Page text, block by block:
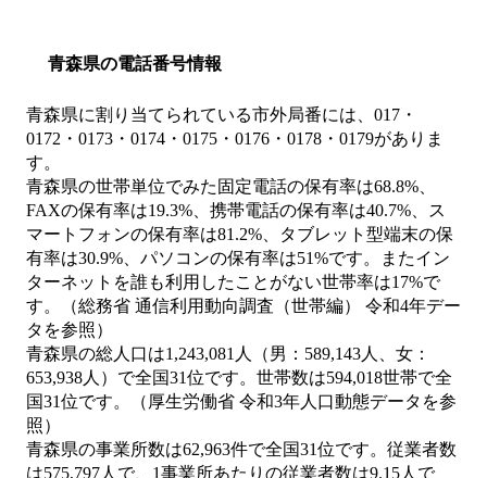
青森県の電話番号情報
青森県に割り当てられている市外局番には、017・
0172・0173・0174・0175・0176・0178・0179がありま
す。
青森県の世帯単位でみた固定電話の保有率は68.8%、
FAXの保有率は19.3%、携帯電話の保有率は40.7%、ス
マートフォンの保有率は81.2%、タブレット型端末の保
有率は30.9%、パソコンの保有率は51%です。またイン
ターネットを誰も利用したことがない世帯率は17%で
す。（総務省 通信利用動向調査（世帯編） 令和4年デー
タを参照）
青森県の総人口は1,243,081人（男：589,143人、女：
653,938人）で全国31位です。世帯数は594,018世帯で全
国31位です。（厚生労働省 令和3年人口動態データを参
照）
青森県の事業所数は62,963件で全国31位です。従業者数
は575,797人で、1事業所あたりの従業者数は9.15人で